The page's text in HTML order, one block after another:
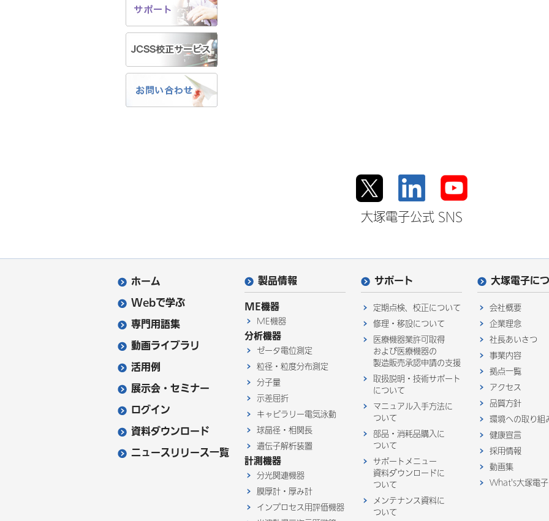
大塚電子公式 SNS
ホーム
Webで学ぶ
専門用語集
動画ライブラリ
活用例
展示会・セミナー
ログイン
資料ダウンロード
ニュースリリース一覧
製品情報
ME機器
ME機器
分析機器
ゼータ電位測定
粒径・粒度分布測定
分子量
示差屈折
キャピラリー電気泳動
球晶径・相関長
遺伝子解析装置
計測機器
分光関連機器
膜厚計・厚み計
インプロセス用評価機器
サポート
定期点検、校正について
修理・移設について
医療機器業許可取得
および医療機器の
製造販売承認申請の支援
取扱説明・技術サポート
について
マニュアル入手方法に
ついて
部品・消耗品購入に
ついて
サポートメニュー
資料ダウンロードに
ついて
メンテナンス資料に
ついて
大塚電子に
会社概要
企業理念
社長あいさつ
事業内容
拠点一覧
アクセス
品質方針
環境への取り組
健康宣言
採用情報
動画集
What's大塚電子